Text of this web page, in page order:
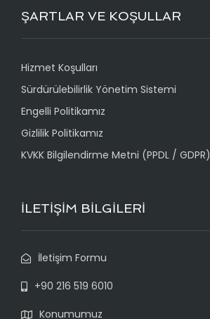
ŞARTLAR VE KOŞULLAR
Hizmet Koşulları
Sürdürülebilirlik Yönetim Sistemi
Engelli Politikamız
Gizlilik Politikamız
KVKK Bilgilendirme Metni (PPDL / GDPR)
İLETİŞİM BİLGİLERİ
İletişim Formu
+90 216 519 6010
Konumumuz